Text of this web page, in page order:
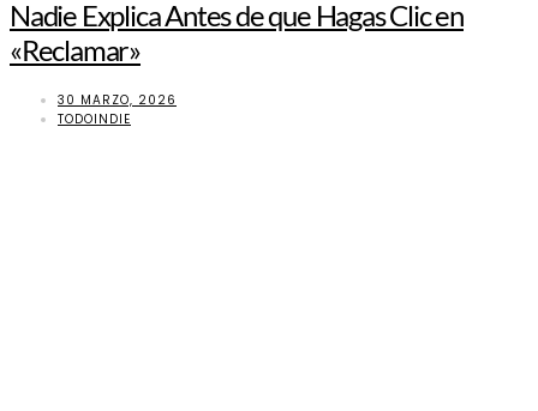
Nadie Explica Antes de que Hagas Clic en
«Reclamar»
30 MARZO, 2026
TODOINDIE